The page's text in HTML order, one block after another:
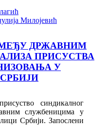
Милојевић
ДРЖАВНИМ
ПРИСУСТВА
У
синдикалног
службеницима у
Србији. Запослени